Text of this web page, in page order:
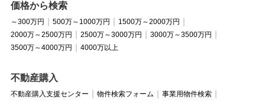
価格から検索
～300万円 500万～1000万円
1500万～2000万円
2000万～2500万円
2500万～3000万円
3000万～3500万円
3500万～4000万円
4000万以上
不動産購入
不動産購入支援センター 物件検索フォーム
事業用物件検索